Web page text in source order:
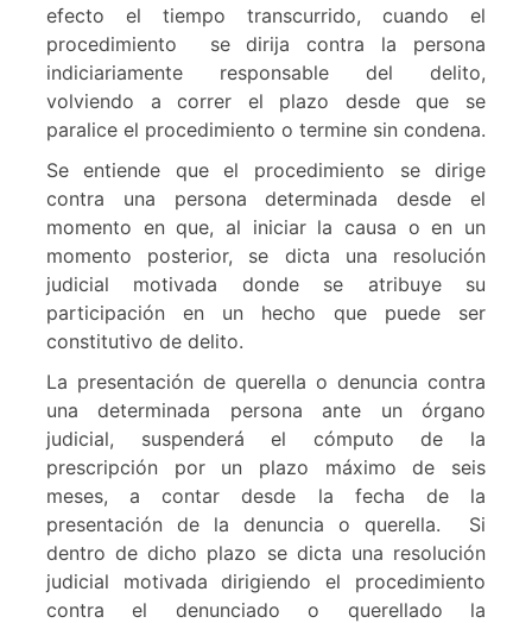
efecto el tiempo transcurrido, cuando el
procedimiento se dirija contra la persona
indiciariamente responsable del delito,
volviendo a correr el plazo desde que se
paralice el procedimiento o termine sin condena.
Se entiende que el procedimiento se dirige
contra una persona determinada desde el
momento en que, al iniciar la causa o en un
momento posterior, se dicta una resolución
judicial motivada donde se atribuye su
participación en un hecho que puede ser
constitutivo de delito.
La presentación de querella o denuncia contra
una determinada persona ante un órgano
judicial, suspenderá el cómputo de la
prescripción por un plazo máximo de seis
meses, a contar desde la fecha de la
presentación de la denuncia o querella. Si
dentro de dicho plazo se dicta una resolución
judicial motivada dirigiendo el procedimiento
contra el denunciado o querellado la